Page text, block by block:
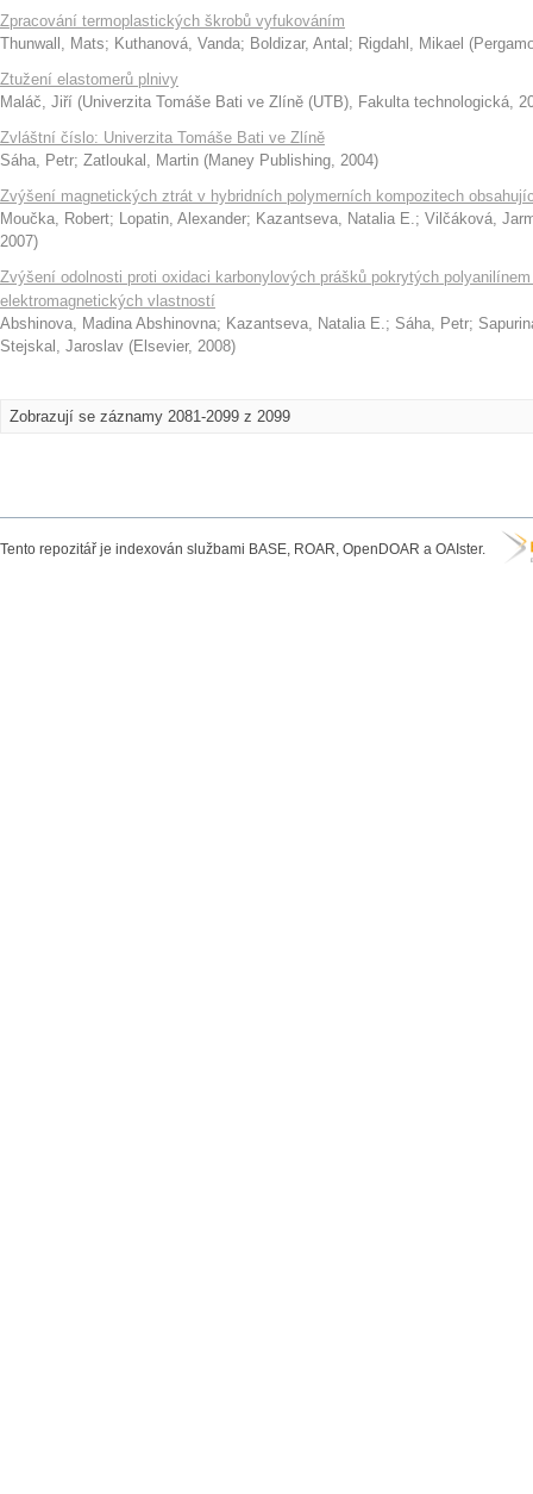
Zpracování termoplastických škrobů vyfukováním
Thunwall, Mats; Kuthanová, Vanda; Boldizar, Antal ; Rigdahl, Mikael (
Ztužení elastomerů plnivy
Maláč, Jiří (Univerzita Tomáše Bati ve Zlíně (UTB), Fakulta technologická,
Zvláštní číslo: Univerzita Tomáše Bati ve Zlíně
Sáha, Petr; Zatloukal, Martin (Maney Publishing, 2004)
Zvýšení magnetických ztrát v hybridních polymerních kompozitech
Moučka, Robert; Lopatin, Alexander; Kazantseva, Natalia E.; Vilčáková,
2007)
Zvýšení odolnosti proti oxidaci karbonylových prášků pokrytých
elektromagnetických vlastností
Abshinova, Madina Abshinovna; Kazantseva, Natalia E.; Sáha, Petr;
Stejskal, Jaroslav (Elsevier, 2008)
Zobrazují se záznamy 2081-2099 z 2099
Tento repozitář je indexován službami BASE, ROAR, OpenDOAR a OAIster.